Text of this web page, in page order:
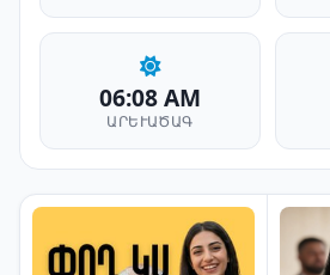
06:08 AM
ԱՐԵՒԱԾԱԳ